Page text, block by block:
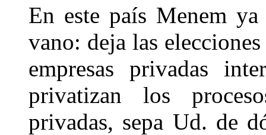
En este país Menem
vano: deja las
empresas privadas
privatizan los
privadas, sepa Ud. de